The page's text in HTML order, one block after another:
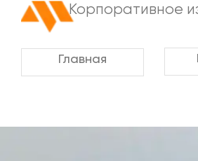
Главная
Корпоративное